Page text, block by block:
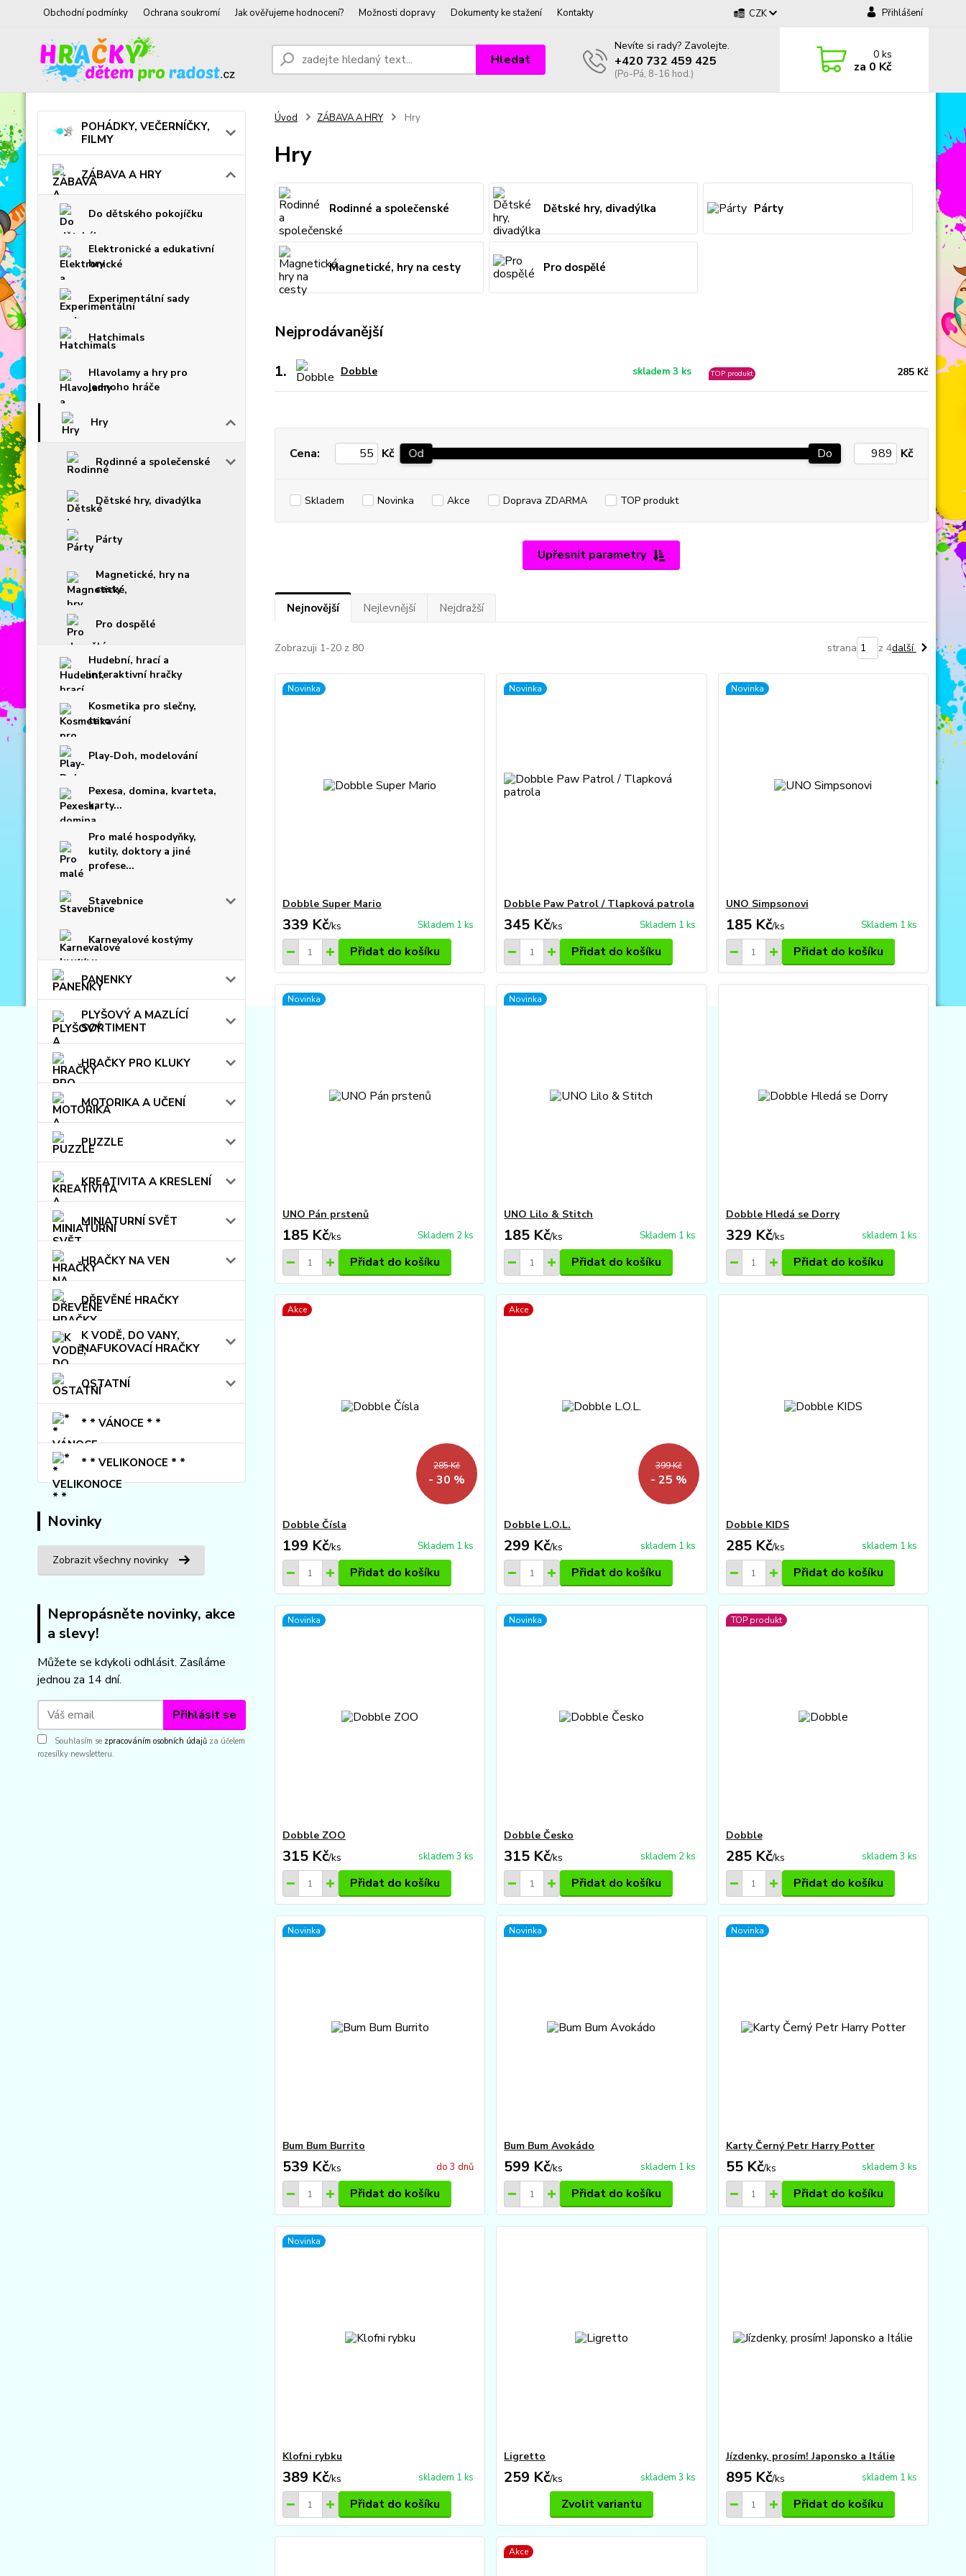
Obchodní podmínky Ochrana soukromí Jak ověřujeme hodnocení? Možnosti dopravy Dokumenty ke stažení Kontakty CZK Přihlášení
Hledat
Nevíte si rady? Zavolejte.
+420 732 459 425
(Po-Pá, 8-16 hod.)
0ks
za 0 Kč
POHÁDKY, VEČERNÍČKY,
FILMY
ZÁBAVA A HRY
Do dětského pokojíčku
Elektronické a edukativní
hry
Experimentální sady
Hatchimals
Hlavolamy a hry pro
jednoho hráče
Hry
Rodinné a společenské
Dětské hry, divadýlka
Párty
Magnetické, hry na
cesty
Pro dospělé
Hudební, hrací a
interaktivní hračky
Kosmetika pro slečny,
tetování
Play-Doh, modelování
Pexesa, domina, kvarteta,
karty...
Pro malé hospodyňky,
kutily, doktory a jiné
profese...
Stavebnice
Karnevalové kostýmy
PANENKY
PLYŠOVÝ A MAZLÍCÍ
SORTIMENT
HRAČKY PRO KLUKY
MOTORIKA A UČENÍ
PUZZLE
KREATIVITA A KRESLENÍ
MINIATURNÍ SVĚT
HRAČKY NA VEN
DŘEVĚNÉ HRAČKY
K VODĚ, DO VANY,
NAFUKOVACÍ HRAČKY
OSTATNÍ
* * VÁNOCE * *
* * VELIKONOCE * *
Novinky
Zobrazit všechny novinky
Nepropásněte novinky, akce
a slevy!
Můžete se kdykoli odhlásit. Zasíláme
jednou za 14 dní.
Přihlásit se
Souhlasím se zpracováním osobních údajů za účelem
rozesílky newsletteru.
Úvod ZÁBAVA A HRY Hry
Hry
Rodinné a společenské Dětské hry, divadýlka Párty
Magnetické, hry na cesty Pro dospělé
Nejprodávanější
1. Dobble skladem 3 ks TOP produkt 285 Kč
Upřesnit parametry
Cena: Kč Od Do Kč
Skladem Novinka Akce Doprava ZDARMA TOP produkt
Nejnovější Nejlevnější Nejdražší
Zobrazuji 1-20 z 80 strana z 4další
Novinka
Dobble Super Mario
339 Kč/ks Skladem 1 ks
Přidat do košíku
Novinka
Dobble Paw Patrol / Tlapková patrola
345 Kč/ks Skladem 1 ks
Přidat do košíku
Novinka
UNO Simpsonovi
185 Kč/ks Skladem 1 ks
Přidat do košíku
Novinka
UNO Pán prstenů
185 Kč/ks Skladem 2 ks
Přidat do košíku
Novinka
UNO Lilo & Stitch
185 Kč/ks Skladem 1 ks
Přidat do košíku
Dobble Hledá se Dorry
329 Kč/ks skladem 1 ks
Přidat do košíku
Akce
285 Kč
- 30 %
Dobble Čísla
199 Kč/ks Skladem 1 ks
Přidat do košíku
Akce
399 Kč
- 25 %
Dobble L.O.L.
299 Kč/ks skladem 1 ks
Přidat do košíku
Dobble KIDS
285 Kč/ks skladem 1 ks
Přidat do košíku
Novinka
Dobble ZOO
315 Kč/ks skladem 3 ks
Přidat do košíku
Novinka
Dobble Česko
315 Kč/ks skladem 2 ks
Přidat do košíku
TOP produkt
Dobble
285 Kč/ks skladem 3 ks
Přidat do košíku
Novinka
Bum Bum Burrito
539 Kč/ks do 3 dnů
Přidat do košíku
Novinka
Bum Bum Avokádo
599 Kč/ks skladem 1 ks
Přidat do košíku
Novinka
Karty Černý Petr Harry Potter
55 Kč/ks skladem 3 ks
Přidat do košíku
Novinka
Klofni rybku
389 Kč/ks skladem 1 ks
Přidat do košíku
Ligretto
259 Kč/ks skladem 3 ks
Zvolit variantu
Jízdenky, prosím! Japonsko a Itálie
895 Kč/ks skladem 1 ks
Přidat do košíku
Akce